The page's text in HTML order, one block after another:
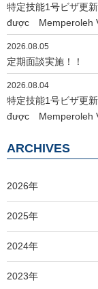
特定技能1号ビザ
được Memperoleh
2026.08.05
定期面談実施！！
2026.08.04
特定技能1号ビザ
được Memperoleh
ARCHIVES
2026年
2025年
2024年
2023年